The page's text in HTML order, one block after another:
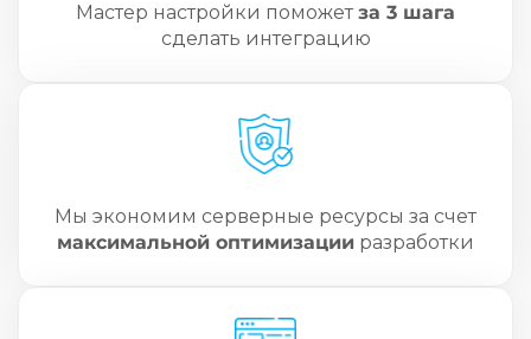
Мастер настройки поможетза 3 шага
сделать интеграцию
Мы экономим серверные ресурсы за счет
максимальной оптимизации разработки